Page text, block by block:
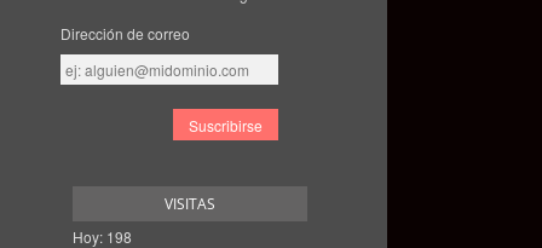
Dirección de correo
Dirección
de
VISITAS
Hoy: 198